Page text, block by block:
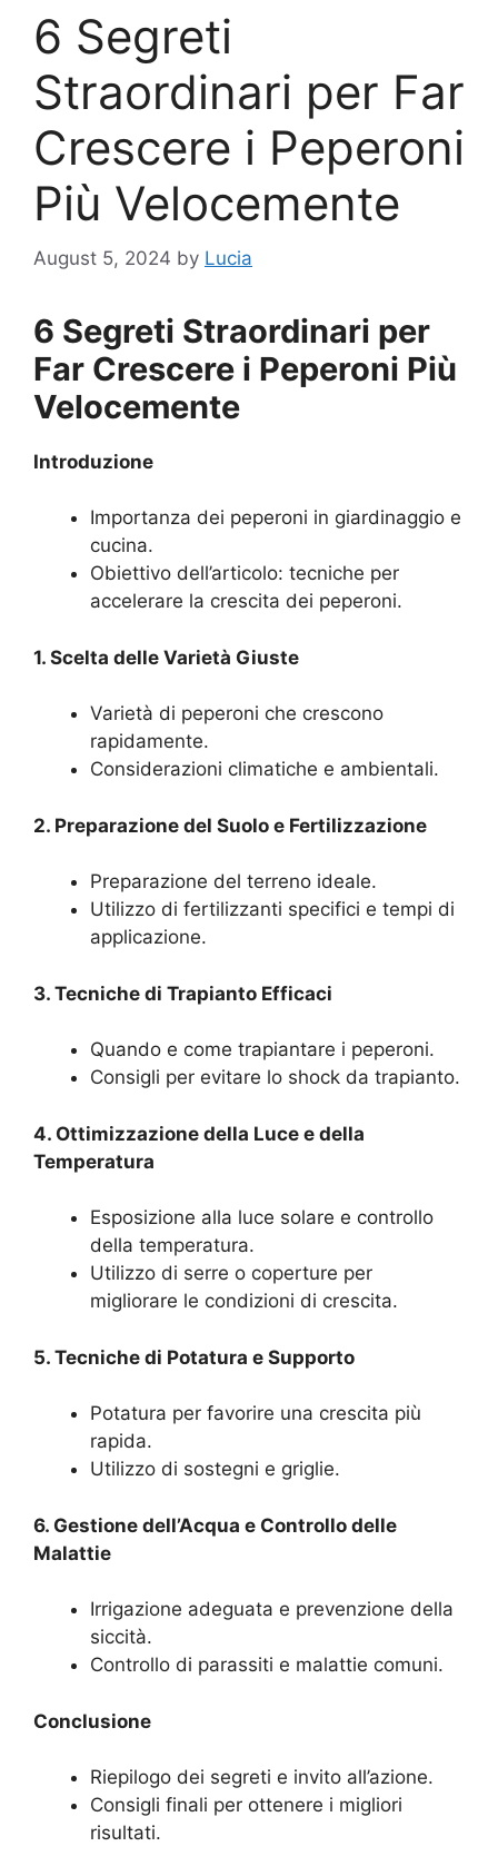
6 Segreti
Straordinari per Far
Crescere i Peperoni
Più Velocemente
August 5, 2024 by Lucia
6 Segreti Straordinari per
Far Crescere i Peperoni Più
Velocemente
Introduzione
Importanza dei peperoni in giardinaggio e
cucina.
Obiettivo dell’articolo: tecniche per
accelerare la crescita dei peperoni.
1. Scelta delle Varietà Giuste
Varietà di peperoni che crescono
rapidamente.
Considerazioni climatiche e ambientali.
2. Preparazione del Suolo e Fertilizzazione
Preparazione del terreno ideale.
Utilizzo di fertilizzanti specifici e tempi di
applicazione.
3. Tecniche di Trapianto Efficaci
Quando e come trapiantare i peperoni.
Consigli per evitare lo shock da trapianto.
4. Ottimizzazione della Luce e della
Temperatura
Esposizione alla luce solare e controllo
della temperatura.
Utilizzo di serre o coperture per
migliorare le condizioni di crescita.
5. Tecniche di Potatura e Supporto
Potatura per favorire una crescita più
rapida.
Utilizzo di sostegni e griglie.
6. Gestione dell’Acqua e Controllo delle
Malattie
Irrigazione adeguata e prevenzione della
siccità.
Controllo di parassiti e malattie comuni.
Conclusione
Riepilogo dei segreti e invito all’azione.
Consigli finali per ottenere i migliori
risultati.